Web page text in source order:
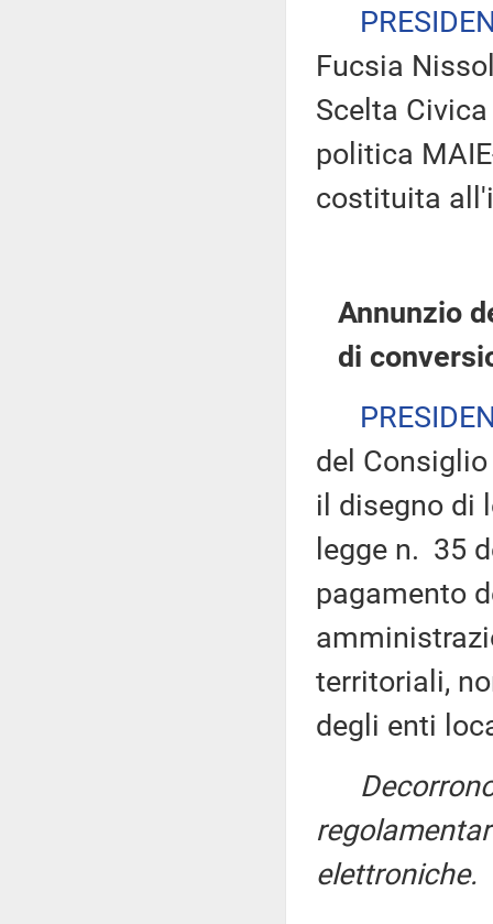
Fucsia
Scelta
politica
costituita
Annunzio
di
del
il disegno di
legge n. 35
pagamento
territoriali,
degli enti
elettroniche.